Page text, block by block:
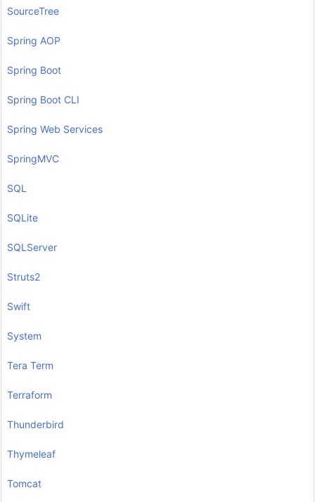
SourceTree
Spring AOP
Spring Boot
Spring Boot CLI
Spring Web Services
SpringMVC
SQL
SQLite
SQLServer
Struts2
Swift
System
Tera Term
Terraform
Thunderbird
Thymeleaf
Tomcat